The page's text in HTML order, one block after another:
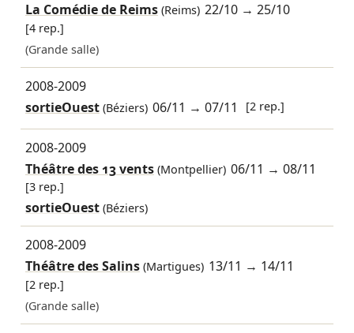
La Comédie de Reims(Reims) 22/10 →25/10
[4 rep.]
(Grande salle)
2008-2009
sortieOuest(Béziers) 06/11 →07/11 [2 rep.]
2008-2009
Théâtre des 13 vents(Montpellier) 06/11 →08/11
[3 rep.]
sortieOuest (Béziers)
2008-2009
Théâtre des Salins(Martigues) 13/11 → 14/11
[2 rep.]
(Grande salle)